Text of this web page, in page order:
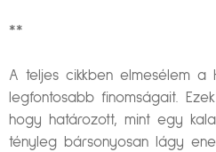
**
A teljes cikkben elmesélem a
legfontosabb finomságait.
hogy határozott, mint egy
tényleg bársonyosan lágy